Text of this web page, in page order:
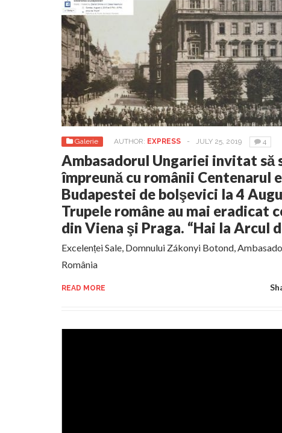
Galerie AUTHOR: EXPRESS - JULY 25, 2019 4
Ambasadorul Ungariei invitat să
împreună cu românii Centenarul
Budapestei de bolşevici la 4
Trupele române au mai eradicat
din Viena şi Praga. “Hai la Arcul
Excelenței Sale, Domnului Zákonyi Botond,
România
READ MORE